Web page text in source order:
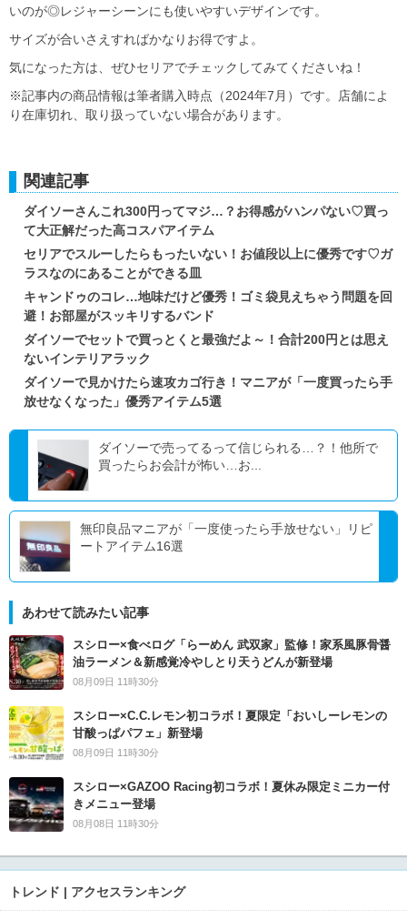
いのが◎レジャーシーンにも使いやすいデザインです。
サイズが合いさえすればかなりお得ですよ。
気になった方は、ぜひセリアでチェックしてみてくださいね！
※記事内の商品情報は筆者購入時点（2024年7月）です。店舗によ
り在庫切れ、取り扱っていない場合があります。
関連記事
ダイソーさんこれ300円ってマジ…？お得感がハンパない♡買っ
て大正解だった高コスパアイテム
セリアでスルーしたらもったいない！お値段以上に優秀です♡ガ
ラスなのにあることができる皿
キャンドゥのコレ…地味だけど優秀！ゴミ袋見えちゃう問題を回
避！お部屋がスッキリするバンド
ダイソーでセットで買っとくと最強だよ～！合計200円とは思え
ないインテリアラック
ダイソーで見かけたら速攻カゴ行き！マニアが「一度買ったら手
放せなくなった」優秀アイテム5選
ダイソーで売ってるって信じられる…？！他所で
買ったらお会計が怖い…お...
無印良品マニアが「一度使ったら手放せない」リピ
ートアイテム16選
あわせて読みたい記事
スシロー×食べログ「らーめん 武双家」監修！家系風豚骨醤
油ラーメン＆新感覚冷やしとり天うどんが新登場
08月09日 11時30分
スシロー×C.C.レモン初コラボ！夏限定「おいしーレモンの
甘酸っぱパフェ」新登場
08月09日 11時30分
スシロー×GAZOO Racing初コラボ！夏休み限定ミニカー付
きメニュー登場
08月08日 11時30分
トレンド | アクセスランキング